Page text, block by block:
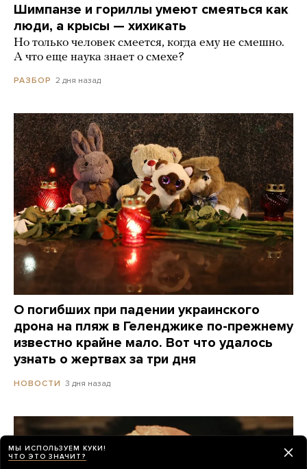
Шимпанзе и гориллы умеют смеяться как
люди, а крысы — хихикать
Но только человек смеется, когда ему не смешно.
А что еще наука знает о смехе?
РАЗБОР 2 дня назад
О погибших при падении украинского
дрона на пляж в Геленджике по-прежнему
известно крайне мало. Вот что удалось
узнать о жертвах за три дня
НОВОСТИ 3 дня назад
МЫ ИСПОЛЬЗУЕМ КУКИ!
ЧТО ЭТО ЗНАЧИТ?